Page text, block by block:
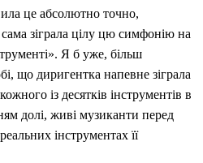
це абсолютно точно,
зіграла цілу цю симфонію на
Я б уже, більш
що диригентка напевне зіграла
із десятків інструментів в
долі, живі музиканти перед
інструментах її